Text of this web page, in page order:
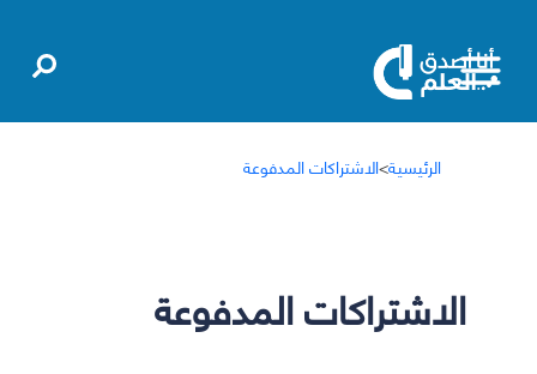
الرئيسية>الاشتراكات المدفوعة
الاشتراكات المدفوعة